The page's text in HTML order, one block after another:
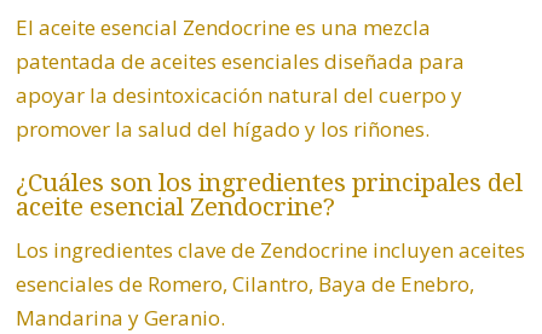
El aceite esencial Zendocrine es una mezcla
patentada de aceites esenciales diseñada para
apoyar la desintoxicación natural del cuerpo y
promover la salud del hígado y los riñones.
¿Cuáles son los ingredientes principales del
aceite esencial Zendocrine?
Los ingredientes clave de Zendocrine incluyen aceites
esenciales de Romero, Cilantro, Baya de Enebro,
Mandarina y Geranio.